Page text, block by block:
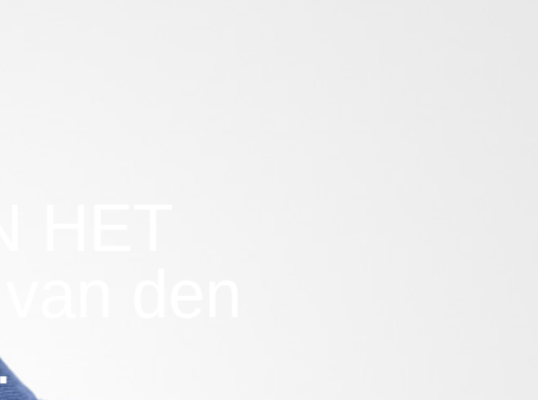
den